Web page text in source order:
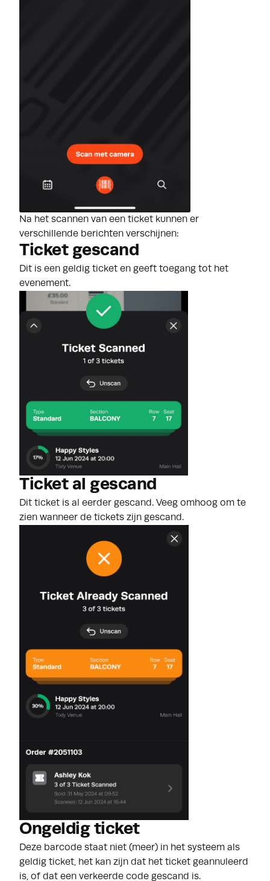
Na het scannen van een ticket kunnen er
verschillende berichten verschijnen:
Ticket gescand
Dit is een geldig ticket en geeft toegang tot het
evenement.
Ticket al gescand
Dit ticket is al eerder gescand. Veeg omhoog om te
zien wanneer de tickets zijn gescand.
Ongeldig ticket
Deze barcode staat niet (meer) in het systeem als
geldig ticket, het kan zijn dat het ticket geannuleerd
is, of dat een verkeerde code gescand is.